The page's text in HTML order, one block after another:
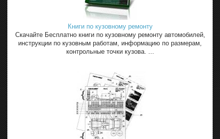
Книги по кузовному ремонту
Скачайте Бесплатно книги по кузовному ремонту автомобилей,
инструкции по кузовным работам, информацию по размерам,
контрольные точки кузова. ...